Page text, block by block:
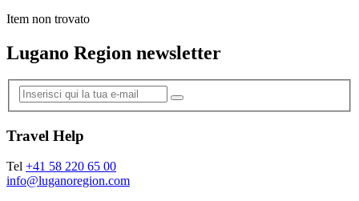
Item non trovato
Lugano Region newsletter
Travel Help
Tel +41 58 220 65 00
info@luganoregion.com